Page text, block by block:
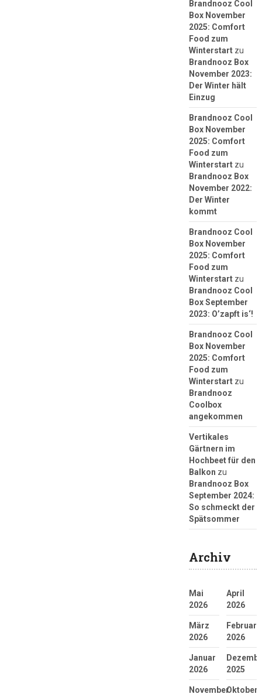
Brandnooz Cool
Box November
2025: Comfort
Food zum
Winterstartzu
Brandnooz Box
November 2023:
Der Winter hält
Einzug
Brandnooz Cool
Box November
2025: Comfort
Food zum
Winterstartzu
Brandnooz Box
November 2022:
Der Winter
kommt
Brandnooz Cool
Box November
2025: Comfort
Food zum
Winterstartzu
Brandnooz Cool
Box September
2023: O’zapft is‘!
Brandnooz Cool
Box November
2025: Comfort
Food zum
Winterstartzu
Brandnooz
Coolbox
angekommen
Vertikales
Gärtnern im
Hochbeet für den
Balkon zu
Brandnooz Box
September 2024:
So schmeckt der
Spätsommer
Archiv
Mai
2026
April
2026
März
2026
Februar
2026
Januar
2026
2025
NovemberOktober